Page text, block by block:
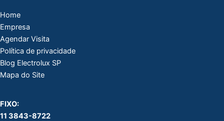
Home
Empresa
Agendar Visita
Política de privacidade
Blog Electrolux SP
Mapa do Site
FIXO:
11 3843-8722